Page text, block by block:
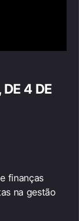
DE 4 DE
finanças
na gestão